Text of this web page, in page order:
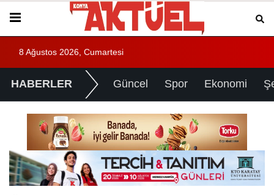
8 Ağustos 2026, Cumartesi
HABERLER Güncel Spor Ekonomi